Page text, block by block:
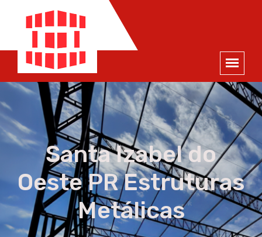
×
ORÇAMENTO
NOME *
E-MAIL *
TELEFONE *